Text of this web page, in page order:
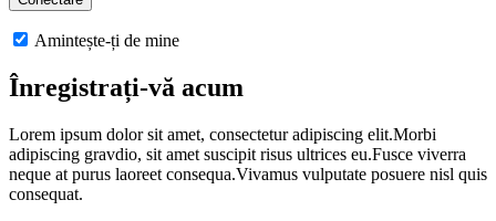
Amintește-ți de mine
Înregistrați-vă acum
Lorem ipsum dolor sit amet, consectetur adipiscing elit.Morbi
adipiscing gravdio, sit amet suscipit risus ultrices eu.Fusce viverra
neque at purus laoreet consequa.Vivamus vulputate posuere nisl quis
consequat.